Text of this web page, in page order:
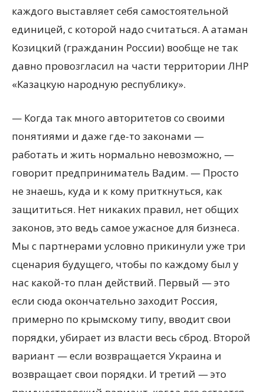
каждого выставляет себя самостоятельной
единицей, с которой надо считаться. А атаман
Козицкий (гражданин России) вообще не так
давно провозгласил на части территории ЛНР
«Казацкую народную республику».
— Когда так много авторитетов со своими
понятиями и даже где-то законами —
работать и жить нормально невозможно, —
говорит предприниматель Вадим. — Просто
не знаешь, куда и к кому приткнуться, как
защититься. Нет никаких правил, нет общих
законов, это ведь самое ужасное для бизнеса.
Мы с партнерами условно прикинули уже три
сценария будущего, чтобы по каждому был у
нас какой-то план действий. Первый — это
если сюда окончательно заходит Россия,
примерно по крымскому типу, вводит свои
порядки, убирает из власти весь сброд. Второй
вариант — если возвращается Украина и
возвращает свои порядки. И третий — это